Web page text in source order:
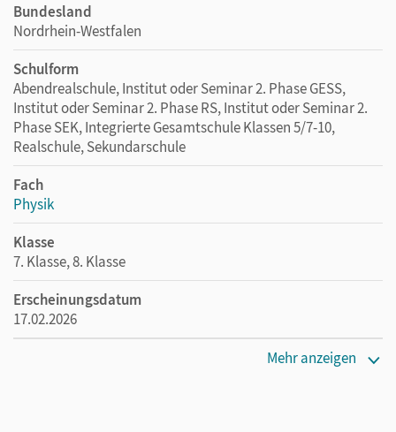
Bundesland
Nordrhein-Westfalen
Schulform
Abendrealschule, Institut oder Seminar 2. Phase GESS,
Institut oder Seminar 2. Phase RS, Institut oder Seminar 2.
Phase SEK, Integrierte Gesamtschule Klassen 5/7-10,
Realschule, Sekundarschule
Fach
Physik
Klasse
7. Klasse, 8. Klasse
Erscheinungsdatum
17.02.2026
Mehr anzeigen